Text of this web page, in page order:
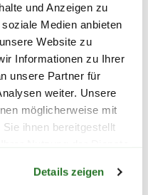
und Anzeigen zu
Medien anbieten
Website zu
Informationen zu Ihrer
unsere Partner für
weiter. Unsere
möglicherweise mit
ihnen bereitgestellt
Details zeigen
oder
Pflanzen oder